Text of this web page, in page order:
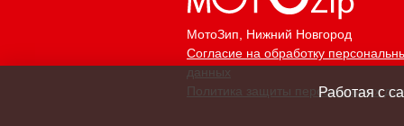
МотоЗип , Нижний Новгород
Согласие на обработку
данных
Политика защиты персональных
Работая с